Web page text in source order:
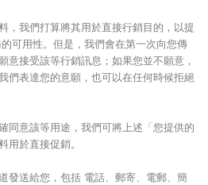
，我們打算將其用於直接行銷目的，以提
可用性。但是，我們會在第一次向您傳
意接受該等行銷訊息；如果您並不願意，
們表達您的意願，也可以在任何時候拒絕
同意該等用途，我們可將上述「您提供的
用於直接促銷。
發送給您，包括 電話、郵寄、電郵、簡